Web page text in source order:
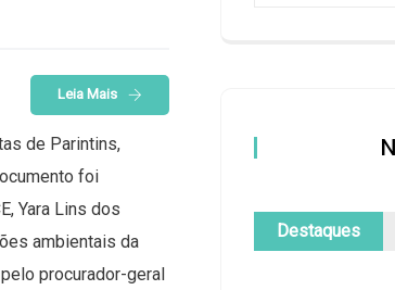
Leia Mais
de Parintins,
foi
Yara Lins dos
ambientais da
procurador-geral
Destaques